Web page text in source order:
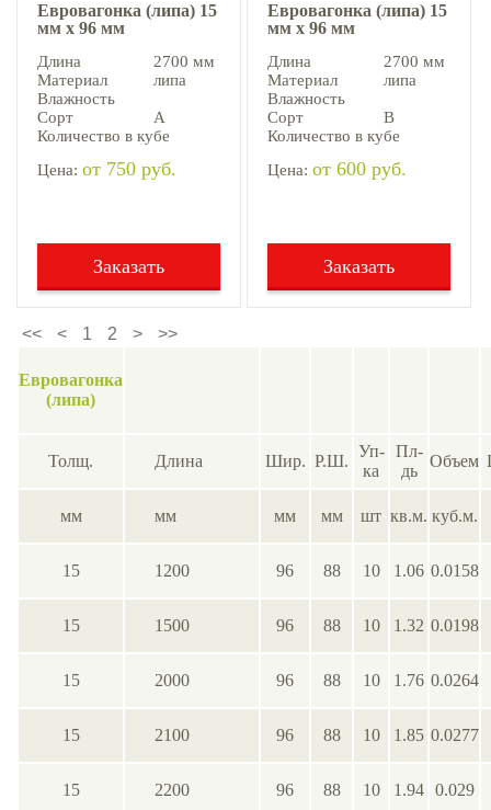
Евровагонка (липа) 15
мм х 96 мм
Длина
2700 мм
Материал
липа
Влажность
Сорт
А
Количество в кубе
Цена: от 750 руб.
Заказать
Евровагонка (липа) 15
мм х 96 мм
Длина
2700 мм
Материал
липа
Влажность
Сорт
В
Количество в кубе
Цена: от 600 руб.
Заказать
<< < 1 2 > >>
Евровагонка
(липа)
Толщ. Длина Шир. Р.Ш.
Уп-
ка
Пл-
дь
Объем
мм мм мм мм шт кв.м. куб.м.
15 1200 96 88 10 1.06 0.0158
15 1500 96 88 10 1.32 0.0198
15 2000 96 88 10 1.76 0.0264
15 2100 96 88 10 1.85 0.0277
15 2200 96 88 10 1.94 0.029